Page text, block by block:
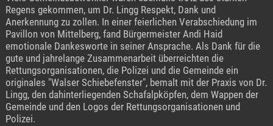
Regens gekommen, um Dr. Lingg Respekt, Dank und
Anerkennung zu zollen. In einer feierlichen Verabschiedung im
Pavillon von Mittelberg, fand Bürgermeister Andi Haid
emotionale Dankesworte in seiner Ansprache. Als Dank für die
gute und jahrelange Zusammenarbeit überreichten die
Rettungsorganisationen, die Polizei und die Gemeinde ein
originales "Walser Schiebefenster", bemalt mit der Praxis von Dr.
Lingg, den dahinterliegenden Schafalpköpfen, dem Wappen der
Gemeinde und den Logos der Rettungsorganisationen und
Polizei.